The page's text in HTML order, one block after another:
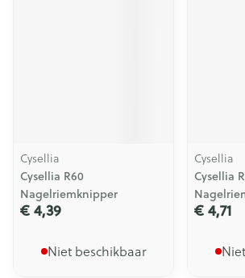
Cysellia
Cysellia R60
Nagelriemknipper
€ 4,39
Niet beschikbaar
Cysellia
Cysellia
€ 4,71